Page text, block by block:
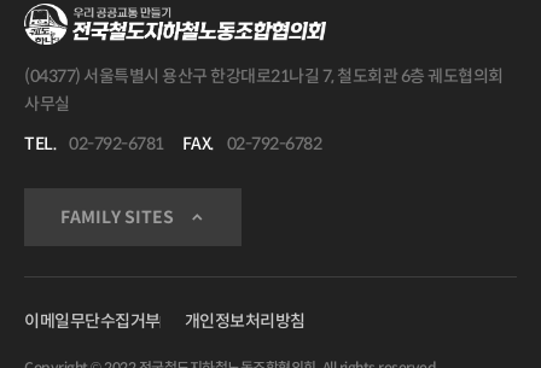
(04377) 서울특별시 용산구 한강대로21나길 7, 철도회관 6층 궤도협의회
사무실
TEL. 02-792-6781 FAX. 02-792-6782
FAMILY SITES
이메일무단수집거부 개인정보처리방침